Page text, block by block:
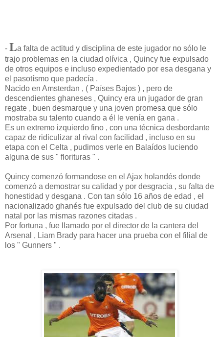
- La falta de actitud y disciplina de este jugador no sólo le
trajo problemas en la ciudad olívica , Quincy fue expulsado
de otros equipos e incluso expedientado por esa desgana y
el pasotísmo que padecía .
Nacido en Amsterdan , ( Países Bajos ) , pero de
descendientes ghaneses , Quincy era un jugador de gran
regate , buen desmarque y una joven promesa que sólo
mostraba su talento cuando a él le venía en gana .
Es un extremo izquierdo fino , con una técnica desbordante
capaz de ridiculizar al rival con facilidad , incluso en su
etapa con el Celta , pudimos verle en Balaídos luciendo
alguna de sus " florituras " .
Quincy comenzó formandose en el Ajax holandés donde
comenzó a demostrar su calidad y por desgracia , su falta de
honestidad y desgana . Con tan sólo 16 años de edad , el
nacionalizado ghanés fue expulsado del club de su ciudad
natal por las mismas razones citadas .
Por fortuna , fue llamado por el director de la cantera del
Arsenal , Liam Brady para hacer una prueba con el filial de
los " Gunners " .